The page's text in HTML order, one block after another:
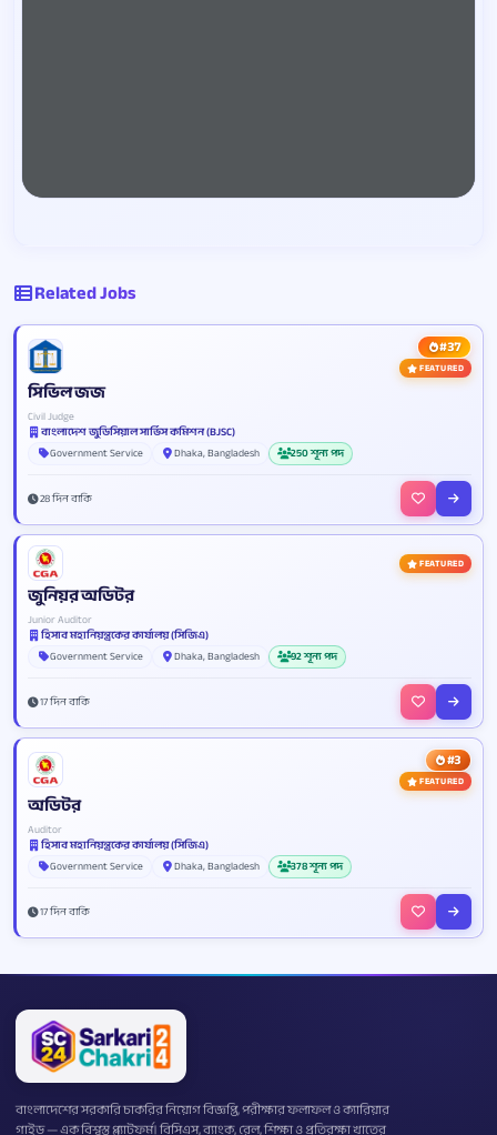
Related Jobs
#37
FEATURED
সিভিল জজ
Civil Judge
বাংলাদেশ জুডিসিয়াল সার্ভিস কমিশন (BJSC)
Government Service
Dhaka, Bangladesh 250 শূন্য পদ
28 দিন বাকি
FEATURED
জুনিয়র অডিটর
Junior Auditor
হিসাব মহানিয়ন্ত্রকের কার্যালয় (সিজিএ)
Government Service
Dhaka, Bangladesh 92 শূন্য পদ
17 দিন বাকি
#3
FEATURED
অডিটর
Auditor
হিসাব মহানিয়ন্ত্রকের কার্যালয় (সিজিএ)
Government Service
Dhaka, Bangladesh 378 শূন্য পদ
17 দিন বাকি
বাংলাদেশের সরকারি চাকরির নিয়োগ বিজ্ঞপ্তি, পরীক্ষার ফলাফল ও ক্যারিয়ার
গাইড — এক বিশ্বস্ত প্ল্যাটফর্ম। বিসিএস, ব্যাংক, রেল, শিক্ষা ও প্রতিরক্ষা খাতের